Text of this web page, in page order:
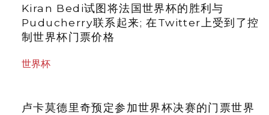
Kiran Bedi试图将法国世界杯的胜利与
Puducherry联系起来; 在Twitter上受到了控
制世界杯门票价格
世界杯
卢卡莫德里奇预定参加世界杯决赛的门票世界